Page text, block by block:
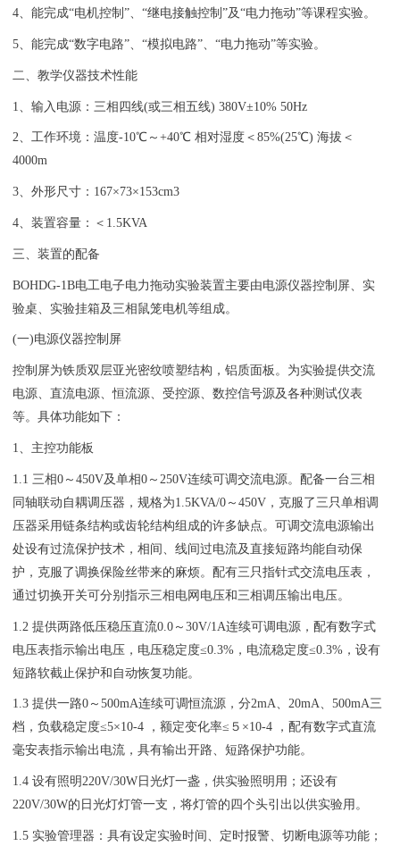
4、能完成“电机控制”、“继电接触控制”及“电力拖动”等课程实验。
5、能完成“数字电路”、“模拟电路”、“电力拖动”等实验。
二、教学仪器技术性能
1、输入电源：三相四线(或三相五线) 380V±10% 50Hz
2、工作环境：温度-10℃～+40℃ 相对湿度＜85%(25℃) 海拔＜
4000m
3、外形尺寸：167×73×153cm3
4、装置容量：＜1.5KVA
三、装置的配备
BOHDG-1B电工电子电力拖动实验装置主要由电源仪器控制屏、实
验桌、实验挂箱及三相鼠笼电机等组成。
(一)电源仪器控制屏
控制屏为铁质双层亚光密纹喷塑结构，铝质面板。为实验提供交流
电源、直流电源、恒流源、受控源、数控信号源及各种测试仪表
等。具体功能如下：
1、主控功能板
1.1 三相0～450V及单相0～250V连续可调交流电源。配备一台三相
同轴联动自耦调压器，规格为1.5KVA/0～450V，克服了三只单相调
压器采用链条结构或齿轮结构组成的许多缺点。可调交流电源输出
处设有过流保护技术，相间、线间过电流及直接短路均能自动保
护，克服了调换保险丝带来的麻烦。配有三只指针式交流电压表，
通过切换开关可分别指示三相电网电压和三相调压输出电压。
1.2 提供两路低压稳压直流0.0～30V/1A连续可调电源，配有数字式
电压表指示输出电压，电压稳定度≤0.3%，电流稳定度≤0.3%，设有
短路软截止保护和自动恢复功能。
1.3 提供一路0～500mA连续可调恒流源，分2mA、20mA、500mA三
档，负载稳定度≤5×10-4 ，额定变化率≤５×10-4 ，配有数字式直流
毫安表指示输出电流，具有输出开路、短路保护功能。
1.4 设有照明220V/30W日光灯一盏，供实验照明用；还设有
220V/30W的日光灯灯管一支，将灯管的四个头引出以供实验用。
1.5 实验管理器：具有设定实验时间、定时报警、切断电源等功能；